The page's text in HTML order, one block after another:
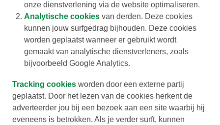
onze dienstverlening via de website optimaliseren.
Analytische cookies van derden. Deze cookies
kunnen jouw surfgedrag bijhouden. Deze cookies
worden geplaatst wanneer er gebruikt wordt
gemaakt van analytische dienstverleners, zoals
bijvoorbeeld Google Analytics.
Tracking cookies worden door een externe partij
geplaatst. Door het lezen van de cookies herkent de
adverteerder jou bij een bezoek aan een site waarbij hij
eveneens is betrokken. Als je verder surft, kunnen